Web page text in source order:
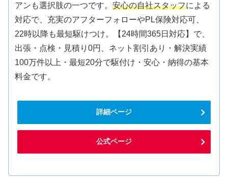
アンも選択肢の一つです。安心の自社スタッフによる
対応で、充実のアフターフォローやPL保険対応可、
22時以降も最短駆けつけ。【24時間365日対応】で、
出張・点検・見積り0円、ネット割引あり・解決実績
100万件以上・最短20分で駆付け・安心・納得の基本
料金です。
詳細ページ
公式ページ